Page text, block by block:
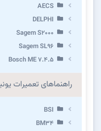
AECS
DELPHI
Sagem S2000
Sagem SL96
Bosch ME 7.4.5
راهنماهای تعمیرات
BSI
BM34